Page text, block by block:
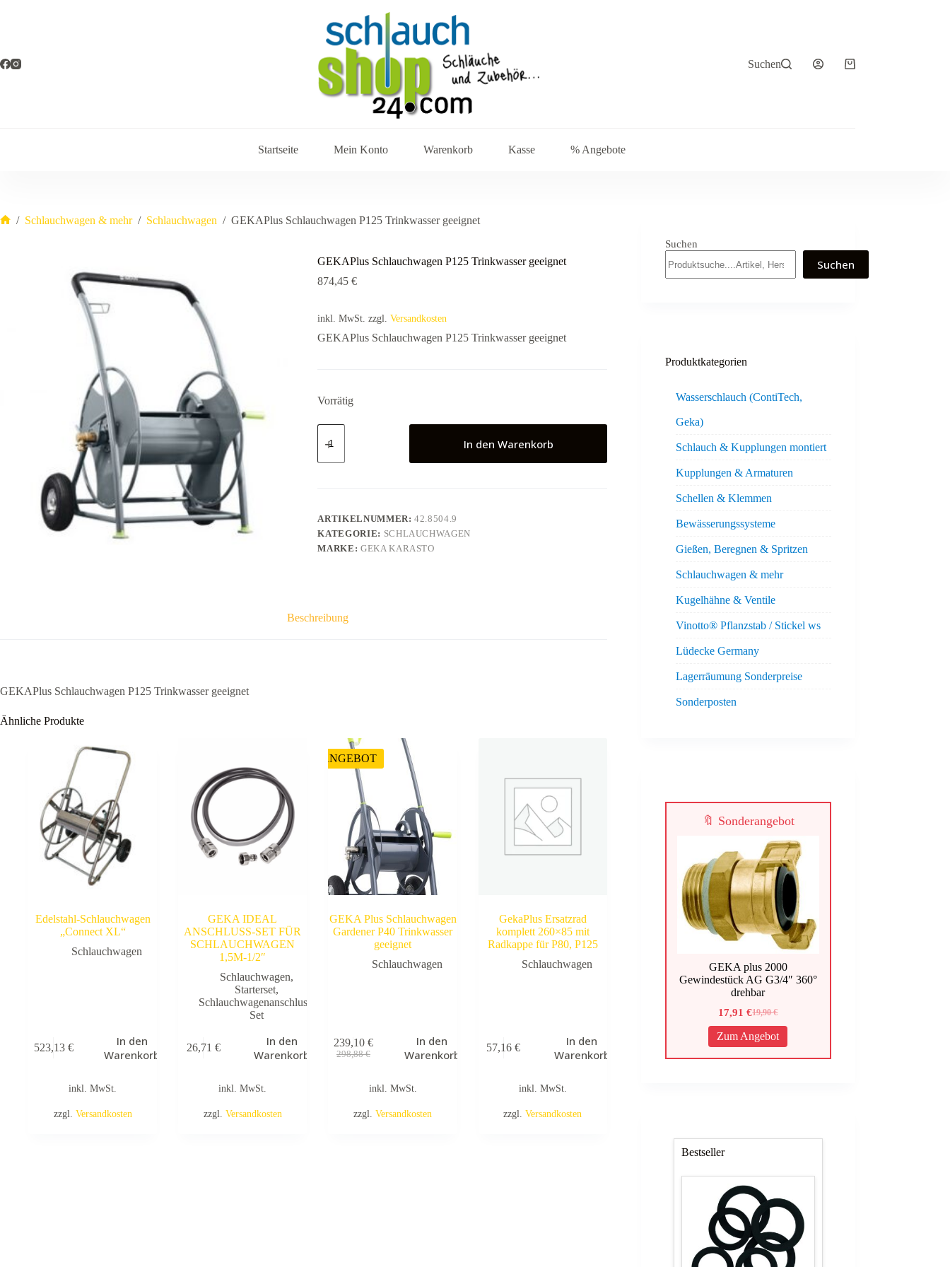
Suchen Warenkorb
Startseite Mein Konto Warenkorb Kasse % Angebote
/ Schlauchwagen & mehr / Schlauchwagen / GEKAPlus Schlauchwagen P125 Trinkwasser geeignet
GEKAPlus Schlauchwagen P125 Trinkwasser geeignet
874,45€
inkl. MwSt. zzgl.Versandkosten
GEKAPlus Schlauchwagen P125 Trinkwasser geeignet
Vorrätig
GEKAPlus
Schlauchwagen
Trinkwasser
In den Warenkorb
ARTIKELNUMMER:42.8504.9
KATEGORIE: SCHLAUCHWAGEN
MARKE: GEKA KARASTO
Beschreibung
GEKAPlus Schlauchwagen P125 Trinkwasser geeignet
Ähnliche Produkte
Edelstahl-Schlauchwagen
„Connect XL“
Schlauchwagen
523,13 €
In den
Warenkorb
inkl. MwSt.
zzgl. Versandkosten
GEKA IDEAL
ANSCHLUSS-SET FÜR
SCHLAUCHWAGEN
1,5M-1/2″
Schlauchwagen,
Starterset,
Schlauchwagenanschluss-
Set
26,71 €
In den
Warenkorb
inkl. MwSt.
zzgl. Versandkosten
ANGEBOT
GEKA Plus Schlauchwagen
Gardener P40 Trinkwasser
geeignet
Schlauchwagen
298,88€
Ursprünglicher
298,88 €
239,10 €
Aktueller
239,10 €.
In den
Warenkorb
inkl. MwSt.
zzgl. Versandkosten
GekaPlus Ersatzrad
komplett 260×85 mit
Radkappe für P80, P125
Schlauchwagen
57,16€
In den
Warenkorb
inkl. MwSt.
zzgl.Versandkosten
Suchen
Suchen
Produktkategorien
Wasserschlauch (ContiTech,
Geka)
Schlauch & Kupplungen montiert
Kupplungen & Armaturen
Schellen & Klemmen
Bewässerungssysteme
Gießen, Beregnen & Spritzen
Schlauchwagen & mehr
Kugelhähne & Ventile
Vinotto® Pflanzstab / Stickel ws
Lüdecke Germany
Lagerräumung Sonderpreise
Sonderposten
🔖 Sonderangebot
GEKA plus 2000
Gewindestück AG G3/4″ 360°
drehbar
19,90€
Ursprünglicher
Preis
war:
19,90 €
17,91€
Aktueller
Preis
ist:
17,91 €.
Zum Angebot
Bestseller